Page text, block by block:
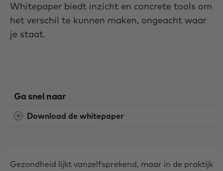
Whitepaper biedt inzicht en concrete tools om
het verschil te kunnen maken, ongeacht waar
je staat.
Ga snel naar
Download de whitepaper
Gezondheid lijkt vanzelfsprekend, maar in de praktijk